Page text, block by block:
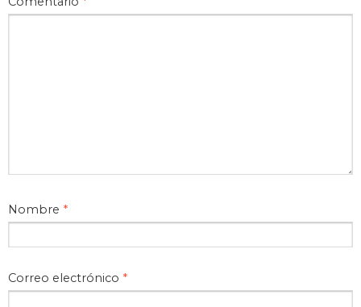
Nombre *
Correo electrónico *